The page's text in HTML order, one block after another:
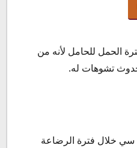
الحمل للحامل لأنه من
تشوهات له.
سي خلال فترة الرضاعة